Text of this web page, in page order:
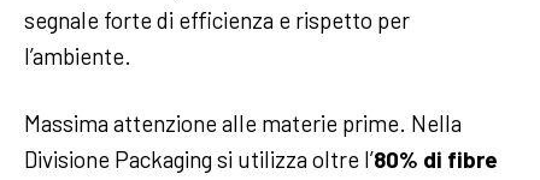
segnale forte di efficienza e rispetto per
l’ambiente.
Massima attenzione alle materie prime. Nella
Divisione Packaging si utilizza oltre l’80% di fibre